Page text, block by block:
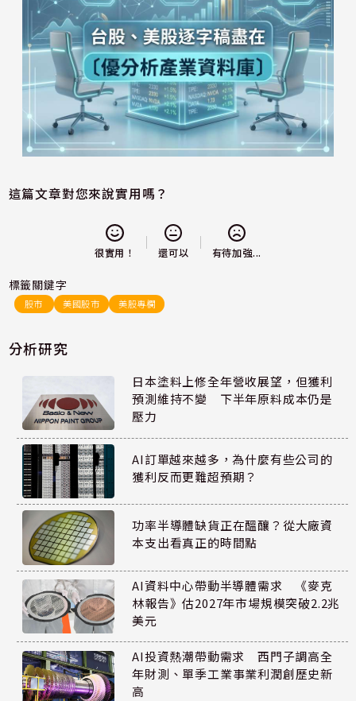
這篇文章對您來說實用嗎？
很實用！ 還可以 有待加強...
標籤關鍵字
股市 美國股市 美股專欄
分析研究
日本塗料上修全年營收展望，但獲利
預測維持不變 下半年原料成本仍是
壓力
AI訂單越來越多，為什麼有些公司的
獲利反而更難超預期？
功率半導體缺貨正在醞釀？從大廠資
本支出看真正的時間點
AI資料中心帶動半導體需求 《麥克
林報告》估2027年市場規模突破2.2兆
美元
AI投資熱潮帶動需求 西門子調高全
年財測、單季工業事業利潤創歷史新
高